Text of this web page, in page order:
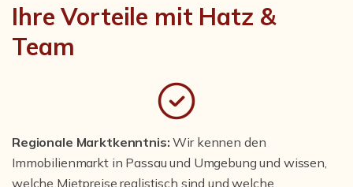
Ihre Vorteile mit Hatz &
Team
Regionale Marktkenntnis:Wir kennen den
Immobilienmarkt in Passau und Umgebung und wissen,
welche Mietpreise realistisch sind und welche